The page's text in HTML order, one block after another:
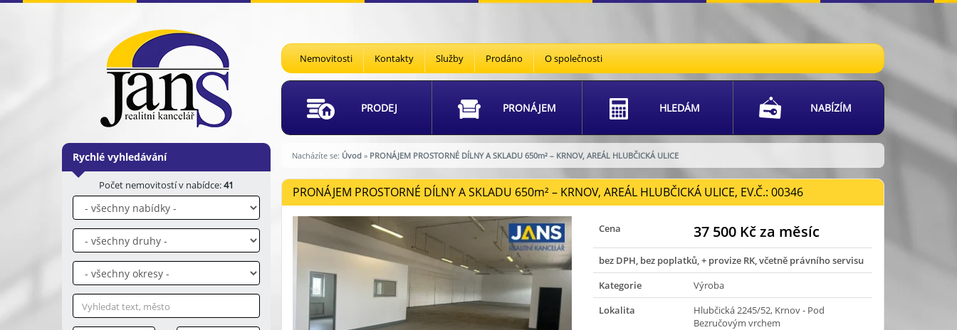
Nemovitosti Kontakty Služby Prodáno O společnosti
PRODEJ PRONÁJEM HLEDÁM NABÍZÍM
Rychlé vyhledávání
Počet nemovitostí v nabídce:41
Nacházíte se: Úvod » PRONÁJEM PROSTORNÉ DÍLNY A SKLADU 650m² – KRNOV, AREÁL HLUBČICKÁ ULICE
PRONÁJEM PROSTORNÉ DÍLNY A SKLADU 650m²– KRNOV, AREÁL HLUBČICKÁ ULICE, EV.Č.: 00346
Cena 37 500 Kč za měsíc
bez DPH, bez poplatků, + provize RK, včetně právního servisu
Kategorie
Výroba
Lokalita
Hlubčická 2245/52, Krnov - Pod
Bezručovým vrchem